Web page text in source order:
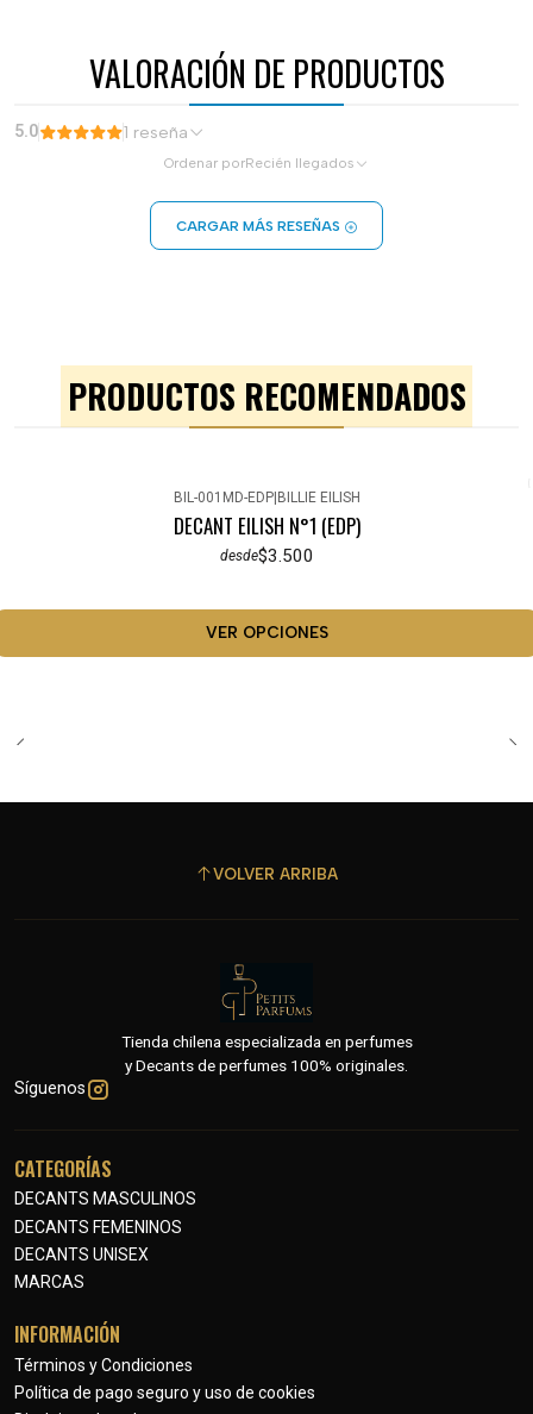
VALORACIÓN DE PRODUCTOS
5.0 1 reseña
Ordenar porRecién llegados
CARGAR MÁS RESEÑAS
PRODUCTOS RECOMENDADOS
BIL-001MD-EDP| BILLIE EILISH
DECANT EILISH N°1 (EDP)
desde$3.500
VER OPCIONES
VOLVER ARRIBA
Tienda chilena especializada en perfumes
y Decants de perfumes 100% originales.
Síguenos
CATEGORÍAS
DECANTS MASCULINOS
DECANTS FEMENINOS
DECANTS UNISEX
MARCAS
INFORMACIÓN
Términos y Condiciones
Política de pago seguro y uso de cookies